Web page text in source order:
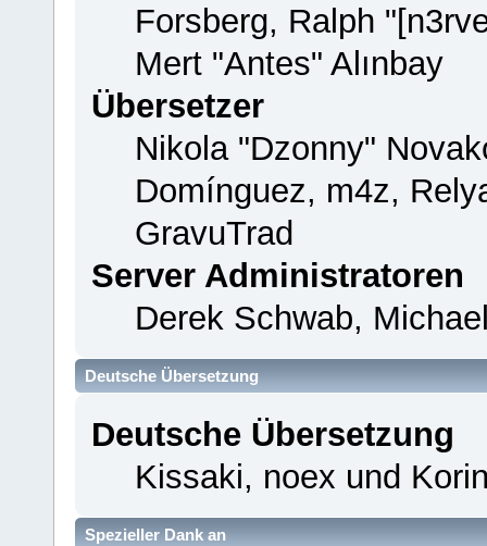
Forsberg, Ralph
Mert "Antes" Alınbay
Übersetzer
Nikola "Dzonny"
Domínguez, m4z,
GravuTrad
Server Administratoren
Derek Schwab,
Deutsche Übersetzung
Deutsche Übersetzung
Kissaki, noex und
Spezieller Dank an